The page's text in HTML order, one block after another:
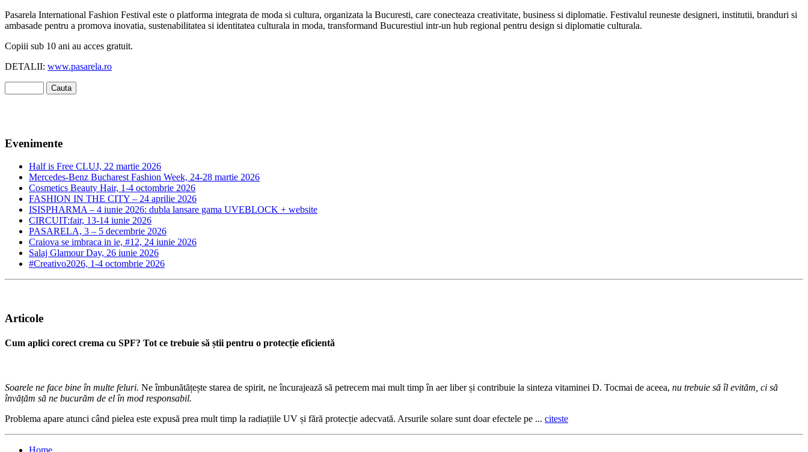
Pasarela International Fashion Festival este o platforma integrata de moda si cultura, organizata la Bucuresti, care conecteaza creativitate, business si diplomatie. Festivalul reuneste designeri, institutii, branduri si
ambasade pentru a promova inovatia, sustenabilitatea si identitatea culturala in moda, transformand Bucurestiul intr-un hub regional pentru design si diplomatie culturala.
Copiii sub 10 ani au acces gratuit.
DETALII: www.pasarela.ro
Evenimente
Half is Free CLUJ, 22 martie 2026
Mercedes-Benz Bucharest Fashion Week, 24-28 martie 2026
Cosmetics Beauty Hair, 1-4 octombrie 2026
FASHION IN THE CITY – 24 aprilie 2026
ISISPHARMA – 4 iunie 2026: dubla lansare gama UVEBLOCK + website
CIRCUIT:fair, 13-14 iunie 2026
PASARELA, 3 – 5 decembrie 2026
Craiova se imbraca in ie, #12, 24 iunie 2026
Salaj Glamour Day, 26 iunie 2026
#Creativo2026, 1-4 octombrie 2026
Articole
Cum aplici corect crema cu SPF? Tot ce trebuie să știi pentru o protecție eficientă
Soarele ne face bine în multe feluri. Ne îmbunătățește starea de spirit, ne încurajează să petrecem mai mult timp în aer liber și contribuie la sinteza vitaminei D. Tocmai de aceea, nu trebuie să îl evităm, ci să
învățăm să ne bucurăm de el în mod responsabil.
Problema apare atunci când pielea este expusă prea mult timp la radiațiile UV și fără protecție adecvată. Arsurile solare sunt doar efectele pe ... citeste
Home